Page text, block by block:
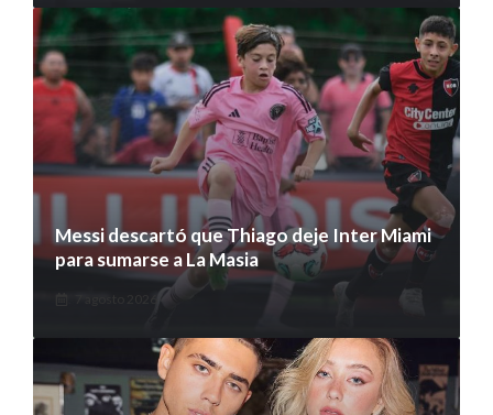
Messi descartó que Thiago deje Inter Miami
para sumarse a La Masia